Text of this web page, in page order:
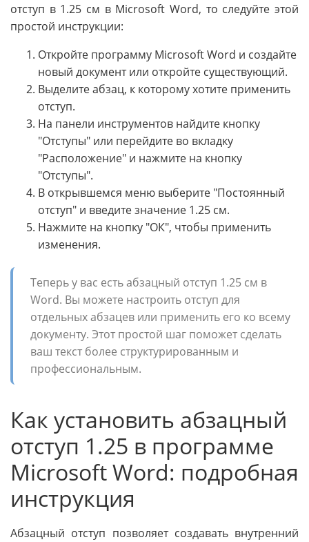
отступ в 1.25 см в Microsoft Word, то следуйте этой
простой инструкции:
Откройте программу Microsoft Word и создайте
новый документ или откройте существующий.
Выделите абзац, к которому хотите применить
отступ.
На панели инструментов найдите кнопку
"Отступы" или перейдите во вкладку
"Расположение" и нажмите на кнопку
"Отступы".
В открывшемся меню выберите "Постоянный
отступ" и введите значение 1.25 см.
Нажмите на кнопку "ОК", чтобы применить
изменения.
Теперь у вас есть абзацный отступ 1.25 см в
Word. Вы можете настроить отступ для
отдельных абзацев или применить его ко всему
документу. Этот простой шаг поможет сделать
ваш текст более структурированным и
профессиональным.
Как установить абзацный
отступ 1.25 в программе
Microsoft Word: подробная
инструкция
Абзацный отступ позволяет создавать внутренний